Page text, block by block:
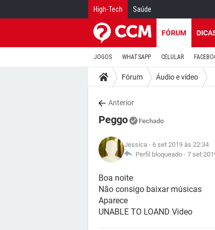
High-Tech Saúde
FÓRUM
JOGOS WHATSAPP CELULAR
Fórum Áudio e vídeo
Anterior
Peggo Fechado
Jessica - 6 set 2019 às 22:34
Perfil bloqueado - 7 set
Boa noite
Não consigo baixar músicas
Aparece
UNABLE TO LOAND Video